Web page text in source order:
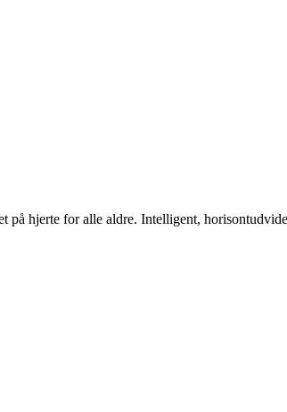
hjerte for alle aldre. Intelligent,